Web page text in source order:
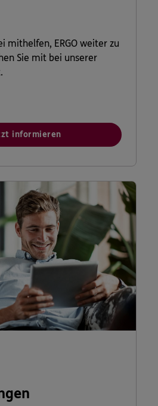
mithelfen, ERGO weiter zu
Sie mit bei unserer
informieren